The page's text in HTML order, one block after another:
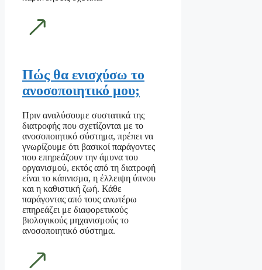
Πώς θα ενισχύσω το
ανοσοποιητικό μου;
Πριν αναλύσουμε συστατικά της
διατροφής που σχετίζονται με το
ανοσοποιητικό σύστημα, πρέπει να
γνωρίζουμε ότι βασικοί παράγοντες
που επηρεάζουν την άμυνα του
οργανισμού, εκτός από τη διατροφή
είναι το κάπνισμα, η έλλειψη ύπνου
και η καθιστική ζωή. Κάθε
παράγοντας από τους ανωτέρω
επηρεάζει με διαφορετικούς
βιολογικούς μηχανισμούς το
ανοσοποιητικό σύστημα.